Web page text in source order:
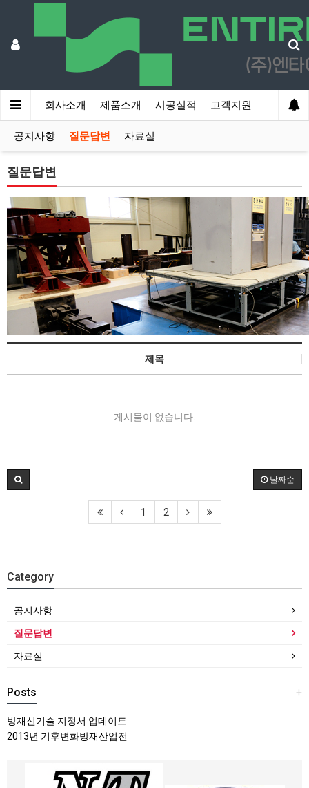
회사소개 제품소개 시공실적 고객지원
공지사항 질문답변 자료실
질문답변
제목
게시물이 없습니다.
날짜순
1 2
Category
공지사항
질문답변
자료실
+
Posts
방재신기술 지정서 업데이트
2013년 기후변화방재산업전